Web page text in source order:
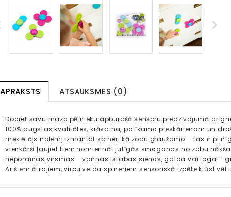
APRAKSTS ATSAUKSMES (0)
Dodiet savu mazo pētnieku apburošā sensoru piedzīvojumā ar
100% augstas kvalitātes, krāsaina, patīkama pieskārienam un
meklētājs nolemj izmantot spineri kā zobu graužamo – tas ir
vienkārši ļaujiet tiem nomierināt jutīgās smaganas no zobu
neporainas virsmas – vannas istabas sienas, galda vai loga –
Ar šiem ātrajiem, virpuļveida spineriem sensoriskā izpēte kļūst